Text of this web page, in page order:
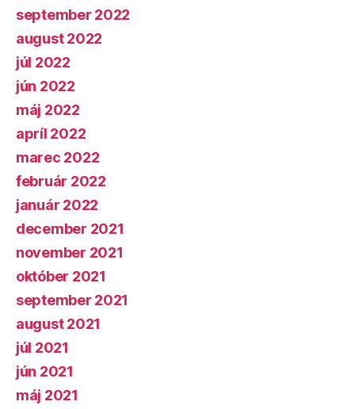
september 2022
august 2022
júl 2022
jún 2022
máj 2022
apríl 2022
marec 2022
február 2022
január 2022
december 2021
november 2021
október 2021
september 2021
august 2021
júl 2021
jún 2021
máj 2021